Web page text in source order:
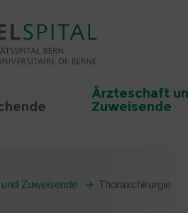
Ärzteschaft
Zuweisende
Zuweisende Thoraxchirurgie